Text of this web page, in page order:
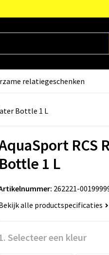
relatiegeschenken
Bottle 1 L
RCS
Bottle 1 L
262221-
alle productspecificaties
Selecteer een kleur